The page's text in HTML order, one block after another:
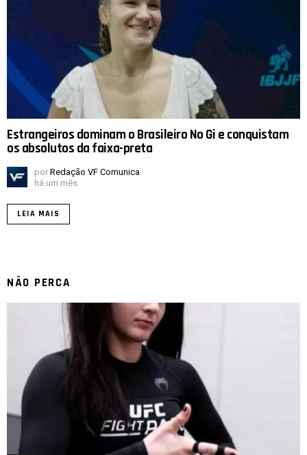
Estrangeiros dominam o Brasileiro No Gi e conquistam
os absolutos da faixa-preta
por Redação VF Comunica
há um mês
LEIA MAIS
NÃO PERCA